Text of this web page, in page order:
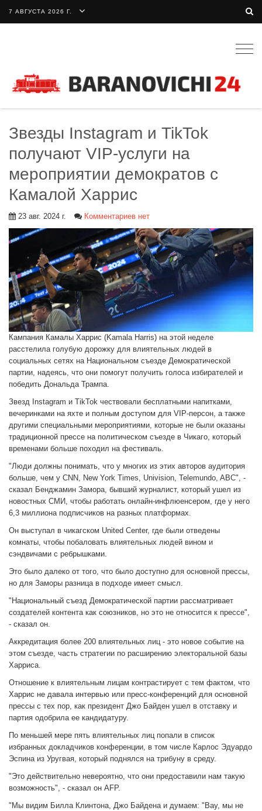
7 АВГУСТА 2026 Г.
Звезды Instagram и TikTok
получают VIP-услуги на
мероприятии демократов с
Камалой Харрис
23 авг. 2024 г. Комментариев нет
Кампания Камалы Харрис (Kamala Harris) на этой неделе
расстелила голубую дорожку для влиятельных людей в
социальных сетях на Национальном съезде Демократической
партии, надеясь, что они помогут получить голоса избирателей и
победить Дональда Трампа.
Звезд Instagram и TikTok чествовали бесплатными напитками,
вечеринками на яхте и полным доступом для VIP-персон, а также
другими специальными мероприятиями, которые не были оказаны
традиционной прессе на политическом съезде в Чикаго, который
временами больше походил на фестиваль.
"Люди должны понимать, что у многих из этих авторов аудитория
больше, чем у CNN, New York Times, Univision, Telemundo, ABC", -
сказал Бенджамин Замора, бывший журналист, который ушел из
новостных СМИ, чтобы работать онлайн-инфлюенсером, где у него
6,3 миллиона подписчиков на разных платформах.
Он выступал в чикагском United Center, где были отведены
комнаты, чтобы побаловать влиятельных людей вином и
сэндвичами с ребрышками.
Это было далеко от того, что было доступно для основной прессы,
но для Заморы разница в подходе имеет смысл.
"Национальный съезд Демократической партии рассматривает
создателей контента как союзников, но это не относится к прессе",
- сказал он.
Аккредитация более 200 влиятельных лиц - это новое событие на
этом съезде, часть стратегии по расширению электоральной базы
Харриса.
Отношение к влиятельным лицам контрастирует с тем фактом, что
Харрис не давала интервью или пресс-конференций для основной
прессы с тех пор, как президент Джо Байден ушел в отставку и
партия одобрила ее кандидатуру.
По меньшей мере пять влиятельных лиц попали в список
избранных докладчиков конференции, в том числе Карлос Эдуардо
Эспина из Уругвая, который поднялся на трибуну в среду.
"Это действительно невероятно, что они предоставили нам такую
возможность", - сказал он AFP.
"Мы видим Билла Клинтона, Джо Байдена и думаем: "Вау, мы не